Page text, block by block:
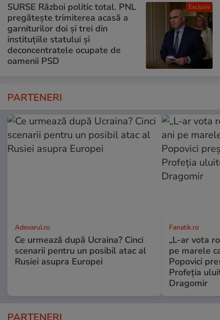
Exclusiv
SURSE Război politic total. PNL
pregătește trimiterea acasă a
garniturilor doi și trei din
instituțiile statului și
deconcentratele ocupate de
oamenii PSD
PARTENERI
Adevarul.ro
Ce urmează după Ucraina? Cinci
scenarii pentru un posibil atac al
Rusiei asupra Europei
Fanatik.ro
„L-ar vota
pe marele
Popovici
Profeția
Dragomir